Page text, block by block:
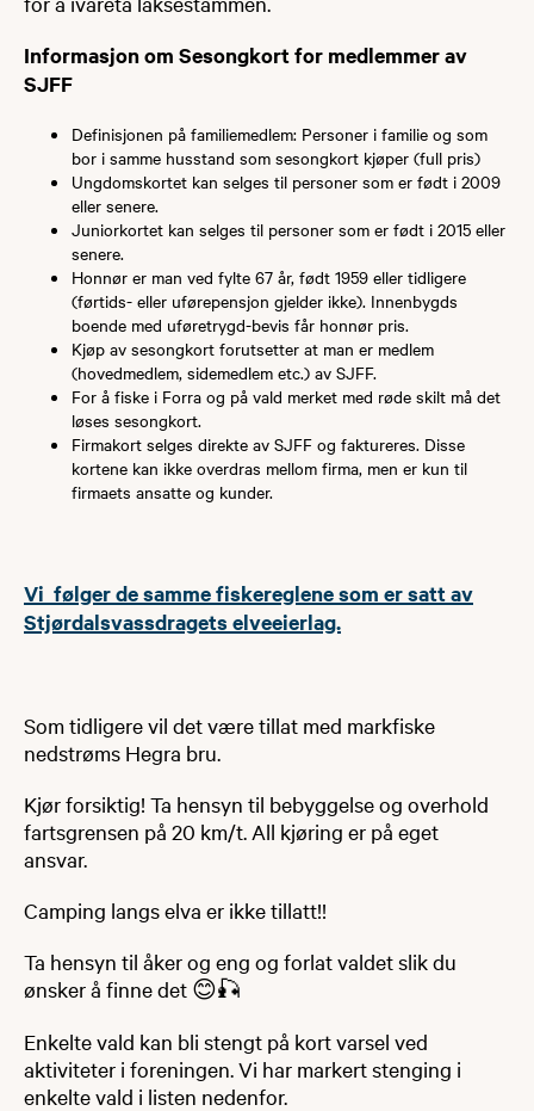
Informasjon om Sesongkort for medlemmer av
SJFF
Definisjonen på familiemedlem: Personer i familie og som
bor i samme husstand som sesongkort kjøper (full pris)
Ungdomskortet kan selges til personer som er født i 2009
eller senere.
Juniorkortet kan selges til personer som er født i 2015 eller
senere.
Honnør er man ved fylte 67 år, født 1959 eller tidligere
(førtids- eller uførepensjon gjelder ikke). Innenbygds
boende med uføretrygd-bevis får honnør pris.
Kjøp av sesongkort forutsetter at man er medlem
(hovedmedlem, sidemedlem etc.) av SJFF.
For å fiske i Forra og på vald merket med røde skilt må det
løses sesongkort.
Firmakort selges direkte av SJFF og faktureres. Disse
kortene kan ikke overdras mellom firma, men er kun til
firmaets ansatte og kunder.
Vi følger de samme fiskereglene som er satt av
Stjørdalsvassdragets elveeierlag.
Som tidligere vil det være tillat med markfiske
nedstrøms Hegra bru.
Kjør forsiktig! Ta hensyn til bebyggelse og overhold
fartsgrensen på 20 km/t. All kjøring er på eget
ansvar.
Camping langs elva er ikke tillatt!!
Ta hensyn til åker og eng og forlat valdet slik du
ønsker å finne det 😊🎣
Enkelte vald kan bli stengt på kort varsel ved
aktiviteter i foreningen. Vi har markert stenging i
enkelte vald i listen nedenfor.